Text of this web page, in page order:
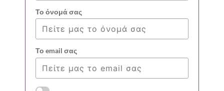
Το όνομά σας
Το email σας